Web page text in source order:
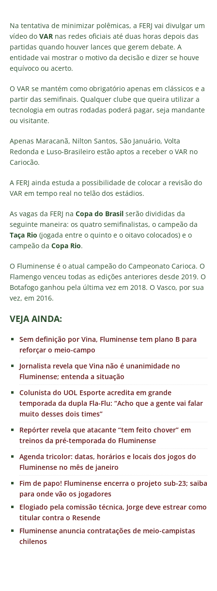
Na tentativa de minimizar polêmicas, a FERJ vai divulgar um
vídeo do VAR nas redes oficiais até duas horas depois das
partidas quando houver lances que gerem debate. A
entidade vai mostrar o motivo da decisão e dizer se houve
equívoco ou acerto.
O VAR se mantém como obrigatório apenas em clássicos e a
partir das semifinais. Qualquer clube que queira utilizar a
tecnologia em outras rodadas poderá pagar, seja mandante
ou visitante.
Apenas Maracanã, Nilton Santos, São Januário, Volta
Redonda e Luso-Brasileiro estão aptos a receber o VAR no
Cariocão.
A FERJ ainda estuda a possibilidade de colocar a revisão do
VAR em tempo real no telão dos estádios.
As vagas da FERJ na Copa do Brasil serão divididas da
seguinte maneira: os quatro semifinalistas, o campeão da
Taça Rio (jogada entre o quinto e o oitavo colocados) e o
campeão da Copa Rio.
O Fluminense é o atual campeão do Campeonato Carioca. O
Flamengo venceu todas as edições anteriores desde 2019. O
Botafogo ganhou pela última vez em 2018. O Vasco, por sua
vez, em 2016.
VEJA AINDA:
Sem definição por Vina, Fluminense tem plano B para
reforçar o meio-campo
Jornalista revela que Vina não é unanimidade no
Fluminense; entenda a situação
Colunista do UOL Esporte acredita em grande
temporada da dupla Fla-Flu: “Acho que a gente vai falar
muito desses dois times”
Repórter revela que atacante “tem feito chover” em
treinos da pré-temporada do Fluminense
Agenda tricolor: datas, horários e locais dos jogos do
Fluminense no mês de janeiro
Fim de papo! Fluminense encerra o projeto sub-23; saiba
para onde vão os jogadores
Elogiado pela comissão técnica, Jorge deve estrear como
titular contra o Resende
Fluminense anuncia contratações de meio-campistas
chilenos